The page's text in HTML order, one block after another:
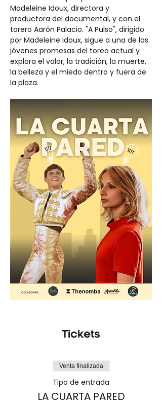
Madeleine Idoux, directora y
productora del documental, y con el
torero Aarón Palacio. "A Pulso", dirigido
por Madeleine Idoux, sigue a una de las
jóvenes promesas del toreo actual y
explora el valor, la tradición, la muerte,
la belleza y el miedo dentro y fuera de
la plaza.
Tickets
Venta finalizada
Tipo de entrada
LA CUARTA PARED